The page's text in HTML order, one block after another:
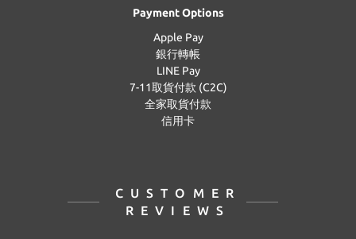
Payment Options
Apple Pay
銀行轉帳
LINE Pay
7-11取貨付款 (C2C)
全家取貨付款
信用卡
CUSTOMER
REVIEWS